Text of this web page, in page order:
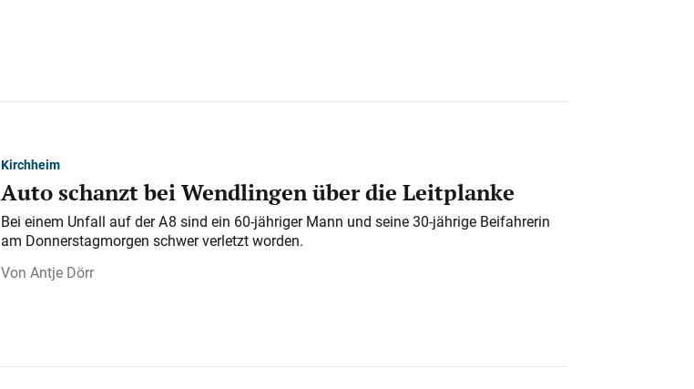
Kirchheim
Auto schanzt bei Wendlingen über die Leitplanke
Bei einem Unfall auf der A 8 sind ein 60-jähriger Mann und seine 30-jährige Beifahrerin
am Donnerstagmorgen schwer verletzt worden.
Antje Dörr